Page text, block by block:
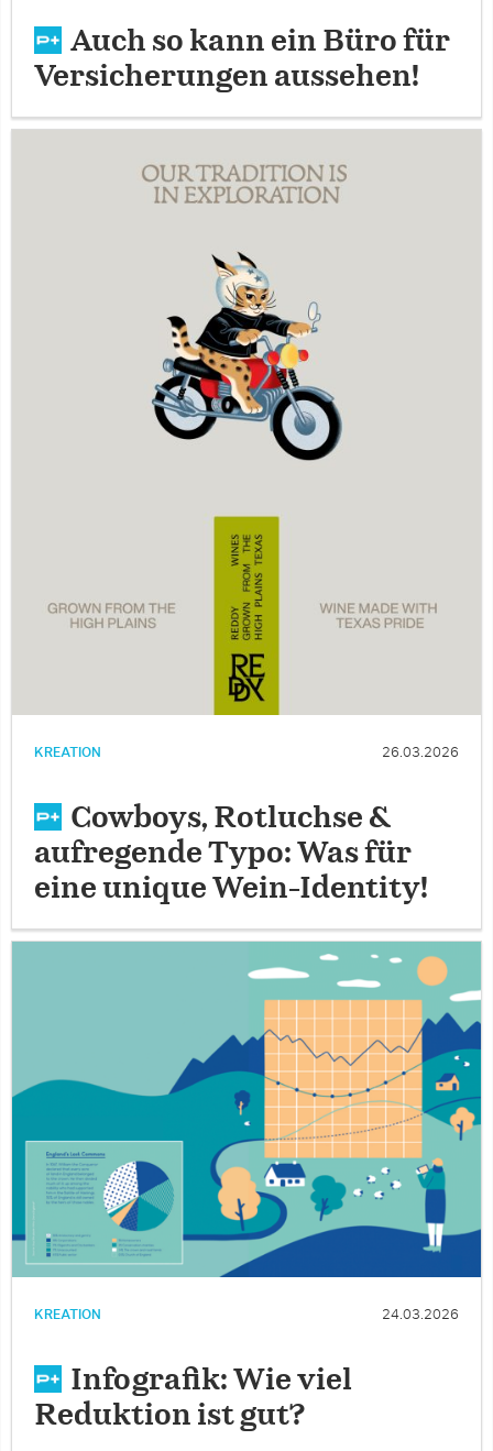
Auch so kann ein Büro für
Versicherungen aussehen!
KREATION 26.03.2026
Cowboys, Rotluchse &
aufregende Typo: Was für
eine unique Wein-Identity!
KREATION 24.03.2026
Infografik: Wie viel
Reduktion ist gut?